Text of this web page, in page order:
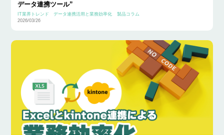
データ連携ツール”
IT業界トレンド データ連携活用と業務効率化
製品コラム
2026/03/26